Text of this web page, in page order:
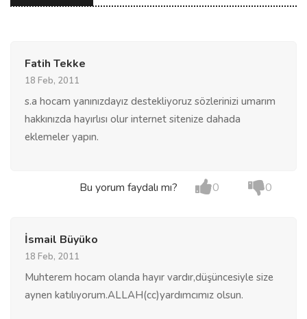
Fatih Tekke
18 Feb, 2011
s.a hocam yanınızdayız destekliyoruz sözlerinizi umarım
hakkınızda hayırlısı olur internet sitenize dahada
eklemeler yapın.
Bu yorum faydalı mı? 0 0
İsmail Büyüko
18 Feb, 2011
Muhterem hocam olanda hayır vardır,düşüncesiyle size
aynen katılıyorum.ALLAH(cc)yardımcımız olsun.